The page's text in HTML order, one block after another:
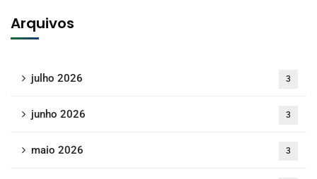
Arquivos
julho 2026 3
junho 2026 3
maio 2026 3